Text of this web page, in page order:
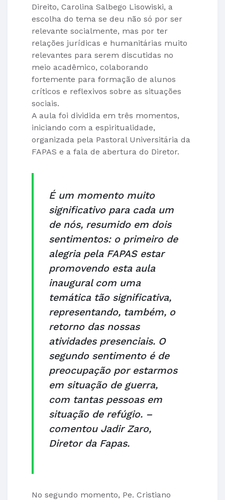
Direito, Carolina Salbego Lisowiski, a
escolha do tema se deu não só por ser
relevante socialmente, mas por ter
relações jurídicas e humanitárias muito
relevantes para serem discutidas no
meio acadêmico, colaborando
fortemente para formação de alunos
críticos e reflexivos sobre as situações
sociais.
A aula foi dividida em três momentos,
iniciando com a espiritualidade,
organizada pela Pastoral Universitária da
FAPAS e a fala de abertura do Diretor.
É um momento muito
significativo para cada um
de nós, resumido em dois
sentimentos: o primeiro de
alegria pela FAPAS estar
promovendo esta aula
inaugural com uma
temática tão significativa,
representando, também, o
retorno das nossas
atividades presenciais. O
segundo sentimento é de
preocupação por estarmos
em situação de guerra,
com tantas pessoas em
situação de refúgio. –
comentou Jadir Zaro,
Diretor da Fapas.
No segundo momento, Pe. Cristiano